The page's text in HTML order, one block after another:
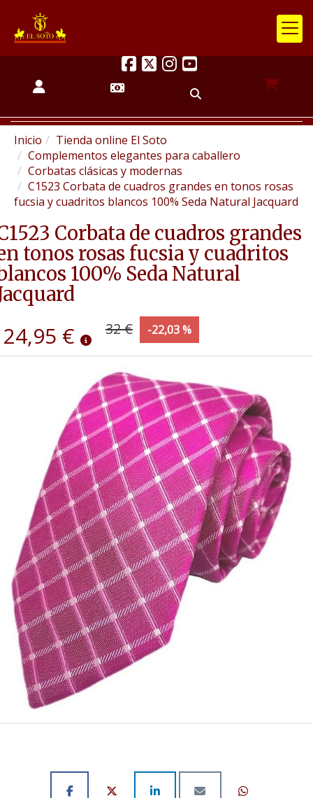
Inicio
Tienda online El Soto
Complementos elegantes para caballero
Corbatas clásicas y modernas
C1523 Corbata de cuadros grandes en tonos rosas
fucsia y cuadritos blancos 100% Seda Natural Jacquard
Corbata de cuadros grandes
tonos rosas fucsia y cuadritos
100% Seda Natural
24,95 € 32 € -22,03 %